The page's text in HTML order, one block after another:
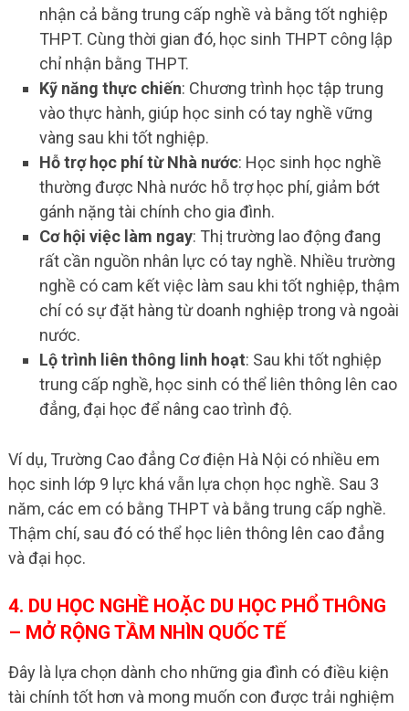
nhận cả bằng trung cấp nghề và bằng tốt nghiệp
THPT. Cùng thời gian đó, học sinh THPT công lập
chỉ nhận bằng THPT.
Kỹ năng thực chiến: Chương trình học tập trung
vào thực hành, giúp học sinh có tay nghề vững
vàng sau khi tốt nghiệp.
Hỗ trợ học phí từ Nhà nước: Học sinh học nghề
thường được Nhà nước hỗ trợ học phí, giảm bớt
gánh nặng tài chính cho gia đình.
Cơ hội việc làm ngay: Thị trường lao động đang
rất cần nguồn nhân lực có tay nghề. Nhiều trường
nghề có cam kết việc làm sau khi tốt nghiệp, thậm
chí có sự đặt hàng từ doanh nghiệp trong và ngoài
nước.
Lộ trình liên thông linh hoạt: Sau khi tốt nghiệp
trung cấp nghề, học sinh có thể liên thông lên cao
đẳng, đại học để nâng cao trình độ.
Ví dụ, Trường Cao đẳng Cơ điện Hà Nội có nhiều em
học sinh lớp 9 lực khá vẫn lựa chọn học nghề. Sau 3
năm, các em có bằng THPT và bằng trung cấp nghề.
Thậm chí, sau đó có thể học liên thông lên cao đẳng
và đại học.
4. DU HỌC NGHỀ HOẶC DU HỌC PHỔ THÔNG
– MỞ RỘNG TẦM NHÌN QUỐC TẾ
Đây là lựa chọn dành cho những gia đình có điều kiện
tài chính tốt hơn và mong muốn con được trải nghiệm